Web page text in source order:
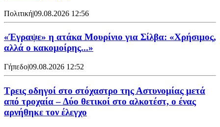
Πολιτική|09.08.2026 12:56
«Έγραψε» η ατάκα Μουρίνιο για Σίλβα: «Χρήσιμος,
αλλά ο κακομοίρης...»
Γήπεδο|09.08.2026 12:52
Τρεις οδηγοί στο στόχαστρο της Αστυνομίας μετά
από τροχαία – Δύο θετικοί στο αλκοτέστ, ο ένας
αρνήθηκε τον έλεγχο